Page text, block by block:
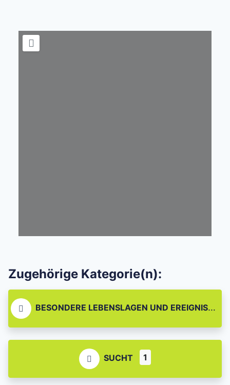
Zugehörige Kategorie(n):
BESONDERE LEBENSLAGEN UND EREIGNISSE
SUCHT 1